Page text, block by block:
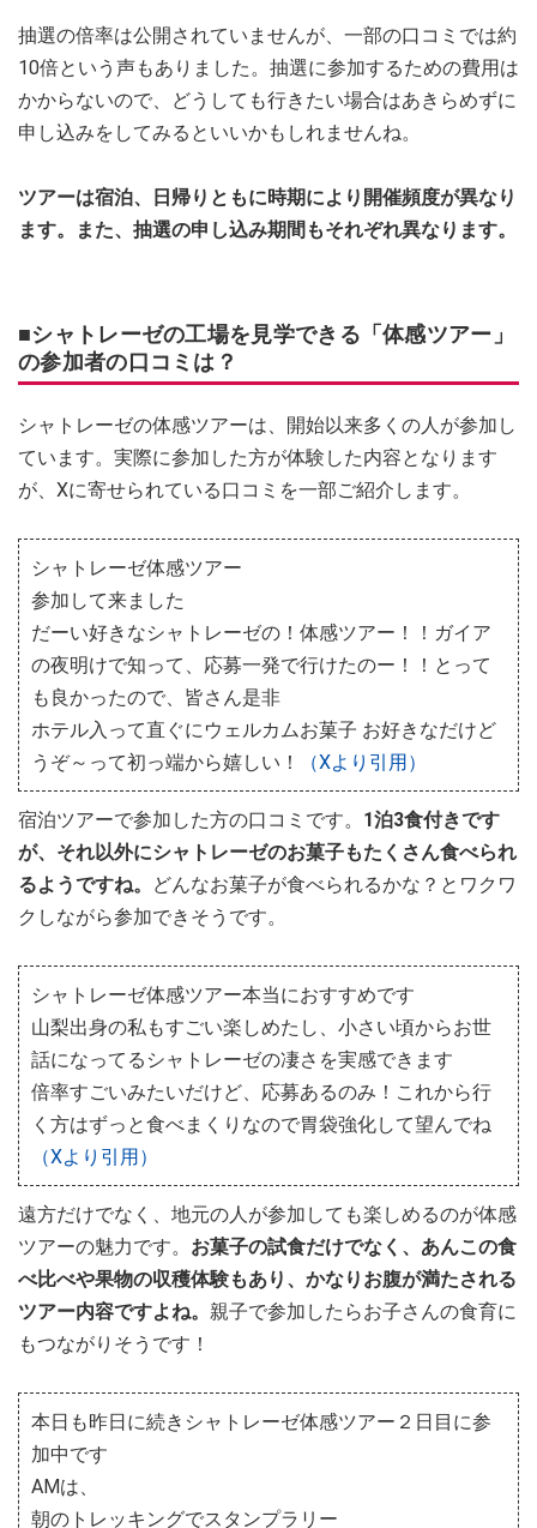
抽選の倍率は公開されていませんが、一部の口コミでは約
10倍という声もありました。抽選に参加するための費用は
かからないので、どうしても行きたい場合はあきらめずに
申し込みをしてみるといいかもしれませんね。
ツアーは宿泊、日帰りともに時期により開催頻度が異なり
ます。また、抽選の申し込み期間もそれぞれ異なります。
■シャトレーゼの工場を見学できる「体感ツアー」
の参加者の口コミは？
シャトレーゼの体感ツアーは、開始以来多くの人が参加し
ています。実際に参加した方が体験した内容となります
が、Xに寄せられている口コミを一部ご紹介します。
シャトレーゼ体感ツアー
参加して来ました
だーい好きなシャトレーゼの！体感ツアー！！ガイア
の夜明けで知って、応募一発で行けたのー！！とって
も良かったので、皆さん是非
ホテル入って直ぐにウェルカムお菓子 お好きなだけど
うぞ～って初っ端から嬉しい！
（Xより引用）
宿泊ツアーで参加した方の口コミです。 1泊3食付きです
が、それ以外にシャトレーゼのお菓子もたくさん食べられ
るようですね。
どんなお菓子が食べられるかな？とワクワ
クしながら参加できそうです。
シャトレーゼ体感ツアー本当におすすめです
山梨出身の私もすごい楽しめたし、小さい頃からお世
話になってるシャトレーゼの凄さを実感できます
倍率すごいみたいだけど、応募あるのみ！これから行
く方はずっと食べまくりなので胃袋強化して望んでね
（Xより引用）
遠方だけでなく、地元の人が参加しても楽しめるのが体感
ツアーの魅力です。 お菓子の試食だけでなく、あんこの食
べ比べや果物の収穫体験もあり、かなりお腹が満たされる
ツアー内容ですよね。 親子で参加したらお子さんの食育に
もつながりそうです！
本日も昨日に続きシャトレーゼ体感ツアー２日目に参
加中です
AMは、
朝のトレッキングでスタンプラリー